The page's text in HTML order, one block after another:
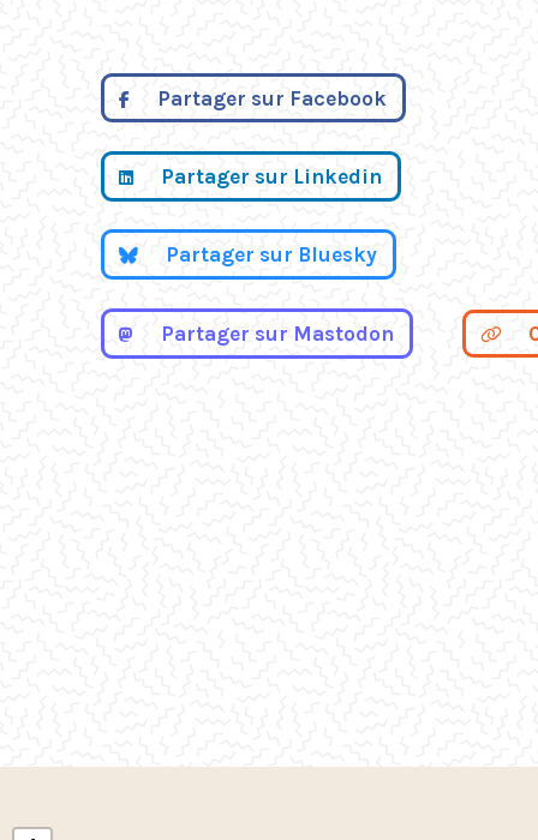
Partager sur Facebook
Partager sur Linkedin
Partager sur Bluesky
Partager sur Mastodon